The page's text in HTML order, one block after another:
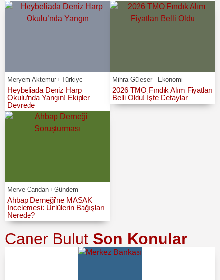
Meryem Aktemur Türkiye
Heybeliada Deniz Harp
Okulu’nda Yangın! Ekipler
Devrede
Mihra Güleser Ekonomi
2026 TMO Fındık Alım Fiyatları
Belli Oldu! İşte Detaylar
Merve Candan Gündem
Ahbap Derneği’ne MASAK
İncelemesi: Ünlülerin Bağışları
Nerede?
Caner Bulut Son Konular